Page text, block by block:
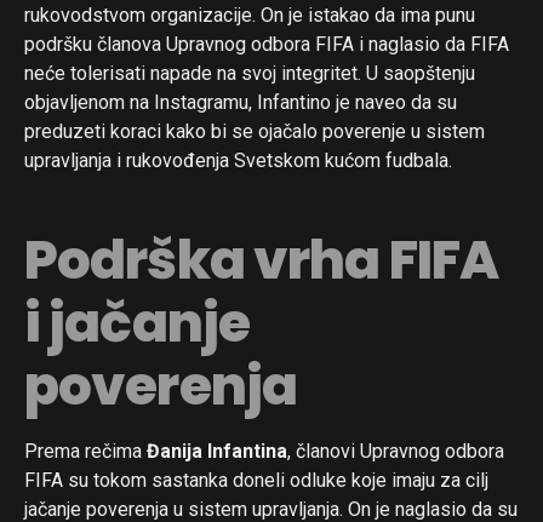
rukovodstvom organizacije. On je istakao da ima punu
podršku članova Upravnog odbora FIFA i naglasio da FIFA
neće tolerisati napade na svoj integritet. U saopštenju
objavljenom na Instagramu, Infantino je naveo da su
preduzeti koraci kako bi se ojačalo poverenje u sistem
upravljanja i rukovođenja Svetskom kućom fudbala.
Podrška vrha FIFA
i jačanje
poverenja
Prema rečima Đanija Infantina, članovi Upravnog odbora
FIFA su tokom sastanka doneli odluke koje imaju za cilj
jačanje poverenja u sistem upravljanja. On je naglasio da su